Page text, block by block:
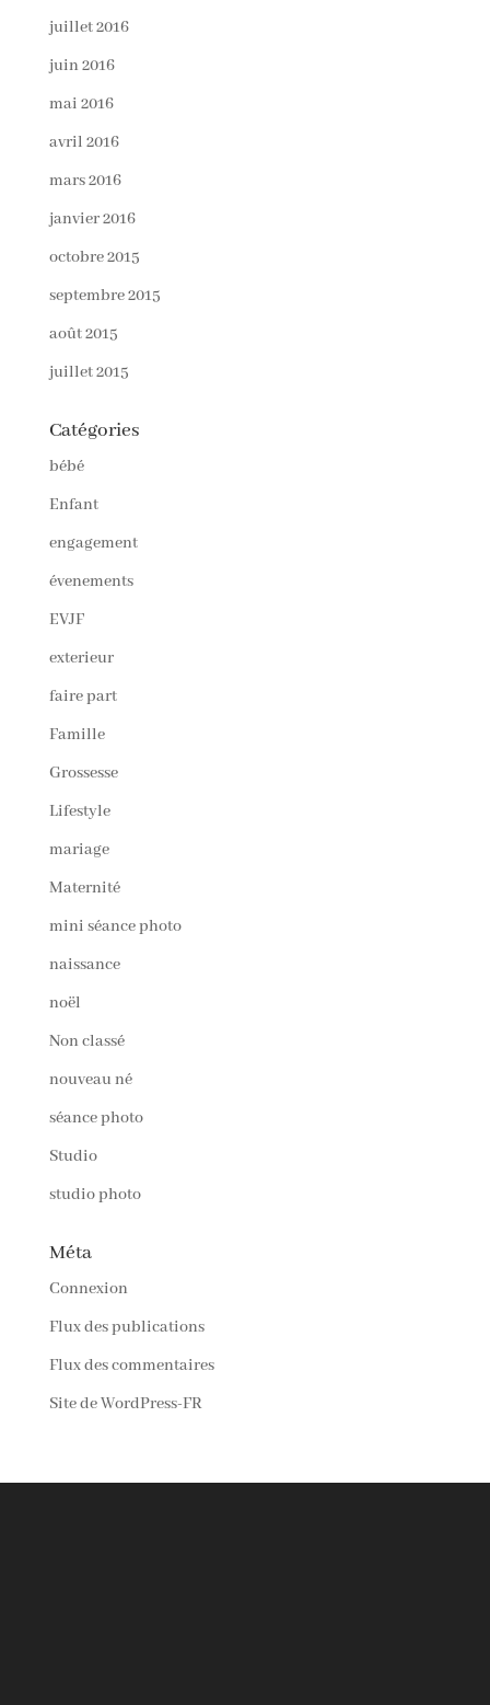
juillet 2016
juin 2016
mai 2016
avril 2016
mars 2016
janvier 2016
octobre 2015
septembre 2015
août 2015
juillet 2015
Catégories
bébé
Enfant
engagement
évenements
EVJF
exterieur
faire part
Famille
Grossesse
Lifestyle
mariage
Maternité
mini séance photo
naissance
noël
Non classé
nouveau né
séance photo
Studio
studio photo
Méta
Connexion
Flux des publications
Flux des commentaires
Site de WordPress-FR